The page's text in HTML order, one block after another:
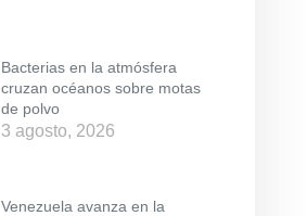
Bacterias en la atmósfera
cruzan océanos sobre motas
de polvo
3 agosto, 2026
Venezuela avanza en la